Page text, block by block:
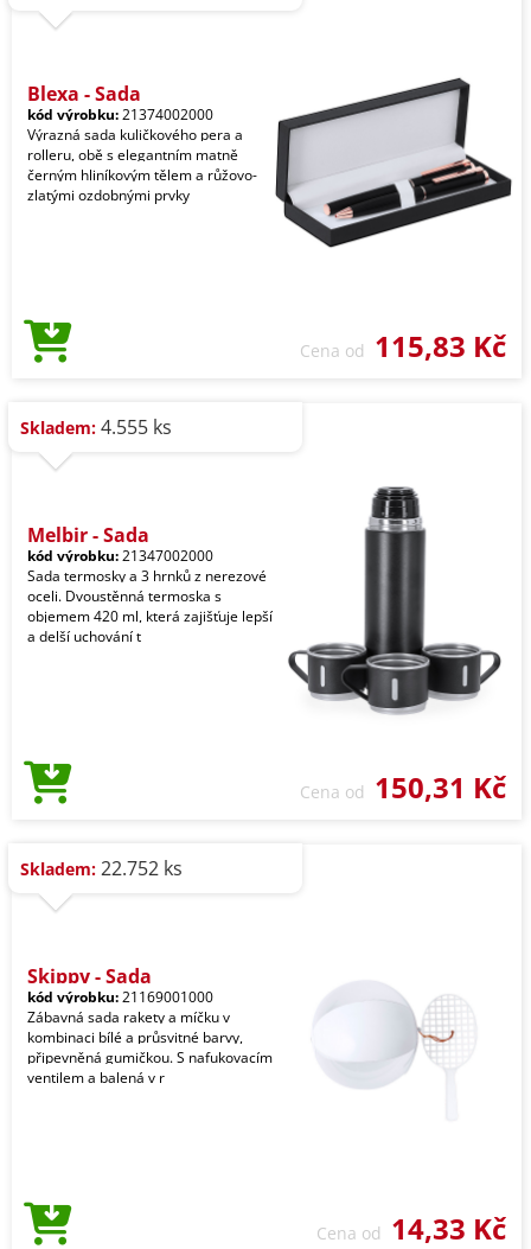
Blexa - Sada
kód výrobku:21374002000
Výrazná sada kuličkového pera a
rolleru, obě s elegantním matně
černým hliníkovým tělem a růžovo-
zlatými ozdobnými prvky
Cena od 115,83 Kč
Skladem: 4.555 ks
Melbir - Sada
kód výrobku:21347002000
Sada termosky a 3 hrnků z nerezové
oceli. Dvoustěnná termoska s
objemem 420 ml, která zajišťuje lepší
a delší uchování t
Cena od 150,31 Kč
Skladem: 22.752 ks
Skippy - Sada
kód výrobku:21169001000
Zábavná sada rakety a míčku v
kombinaci bílé a průsvitné barvy,
připevněná gumičkou. S nafukovacím
ventilem a balená v r
Cena od 14,33 Kč